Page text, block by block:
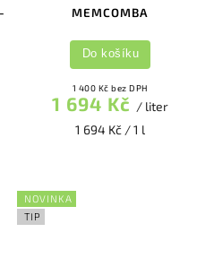
MEMCOMBA
1 400 Kč bez DPH
1 694 Kč / liter
1 694 Kč / 1 l
Do košíku
NOVINKA
TIP